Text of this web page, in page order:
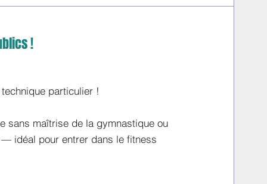
!
particulier !
sans maîtrise de la gymnastique ou
idéal pour entrer dans le fitness